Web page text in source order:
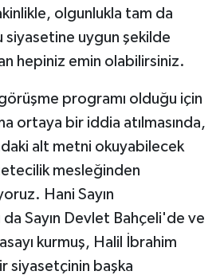
olgunlukla tam da
siyasetine uygun şekilde
hepiniz emin olabilirsiniz.
programı olduğu için
ortaya bir iddia atılmasında,
alt metni okuyabilecek
mesleğinden
Hani Sayın
da Sayın Devlet Bahçeli'de ve
kurmuş, Halil İbrahim
siyasetçinin başka